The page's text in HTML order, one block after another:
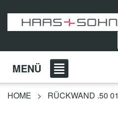
MENÜ
HOME > RÜCKWAND .50 01